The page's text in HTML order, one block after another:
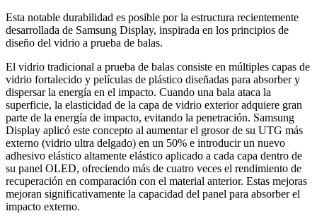
Esta notable durabilidad es posible por la estructura recientemente
desarrollada de Samsung Display, inspirada en los principios de
diseño del vidrio a prueba de balas.
El vidrio tradicional a prueba de balas consiste en múltiples capas de
vidrio fortalecido y películas de plástico diseñadas para absorber y
dispersar la energía en el impacto. Cuando una bala ataca la
superficie, la elasticidad de la capa de vidrio exterior adquiere gran
parte de la energía de impacto, evitando la penetración. Samsung
Display aplicó este concepto al aumentar el grosor de su UTG más
externo (vidrio ultra delgado) en un 50% e introducir un nuevo
adhesivo elástico altamente elástico aplicado a cada capa dentro de
su panel OLED, ofreciendo más de cuatro veces el rendimiento de
recuperación en comparación con el material anterior. Estas mejoras
mejoran significativamente la capacidad del panel para absorber el
impacto externo.